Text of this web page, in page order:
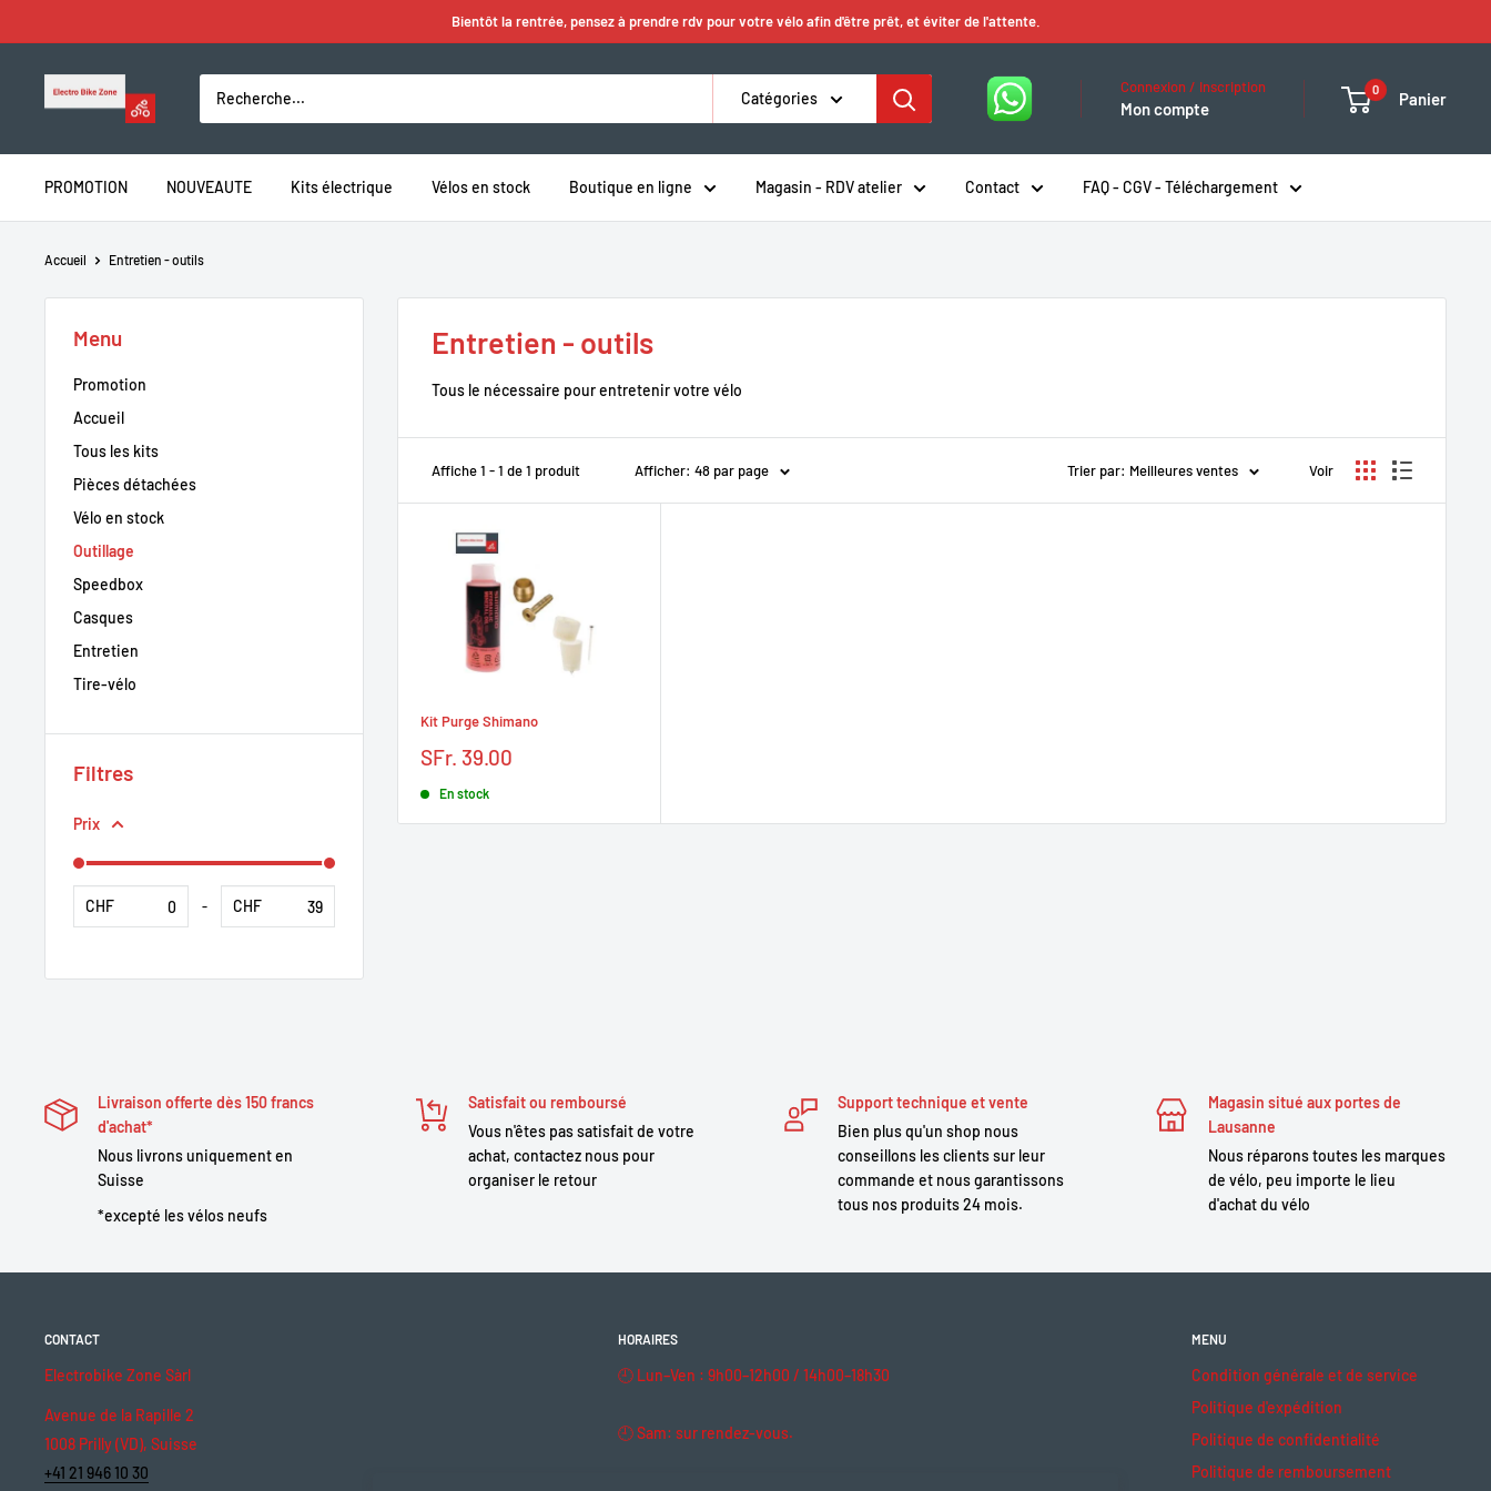
au
contenu
Bientôt la rentrée, pensez à prendre rdv pour votre vélo afin d'être prêt, et éviter de l'attente.
Electro
Catégories
Connexion / Inscription
Mon compte
0 Panier
PROMOTION NOUVEAUTE Kits électrique Vélos en stock Boutique en ligne Magasin - RDV atelier Contact FAQ - CGV - Téléchargement
Accueil Entretien - outils
Menu
Promotion
Accueil
Tous les kits
Pièces détachées
Vélo en stock
Outillage
Speedbox
Casques
Entretien
Tire-vélo
Filtres
Prix
CHF - CHF
Entretien - outils
Tous le nécessaire pour entretenir votre vélo
Affiche 1 - 1 de 1 produit Afficher: 48 par page Trier par: Meilleures ventes Voir
Kit Purge Shimano
Prix
SFr. 39.00
En stock
Livraison offerte dès 150 francs
d'achat*
Nous livrons uniquement en
Suisse
*excepté les vélos neufs
Satisfait ou remboursé
Vous n'êtes pas satisfait de votre
achat, contactez nous pour
organiser le retour
Support technique et vente
Bien plus qu'un shop nous
conseillons les clients sur leur
commande et nous garantissons
tous nos produits 24 mois.
Magasin situé aux portes de
Lausanne
Nous réparons toutes les marques
de vélo, peu importe le lieu
d'achat du vélo
CONTACT
Electrobike Zone Sàrl
Avenue de la Rapille 2
1008 Prilly (VD), Suisse
+41 21 946 10 30
HORAIRES
🕘 Lun–Ven : 9h00–12h00 / 14h00–18h30
🕘 Sam: sur rendez-vous.
MENU
Condition générale et de service
Politique d'expédition
Politique de confidentialité
Politique de remboursement